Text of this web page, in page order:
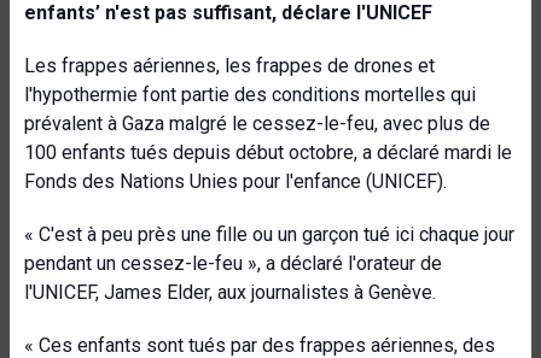
enfants’ n'est pas suffisant, déclare l'UNICEF
Les frappes aériennes, les frappes de drones et
l'hypothermie font partie des conditions mortelles qui
prévalent à Gaza malgré le cessez-le-feu, avec plus de
100 enfants tués depuis début octobre, a déclaré mardi le
Fonds des Nations Unies pour l'enfance (UNICEF).
« C'est à peu près une fille ou un garçon tué ici chaque jour
pendant un cessez-le-feu », a déclaré l'orateur de
l'UNICEF, James Elder, aux journalistes à Genève.
« Ces enfants sont tués par des frappes aériennes, des